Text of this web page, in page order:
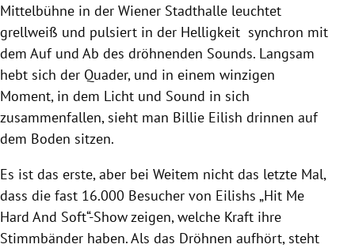
Untermenü
Mittelbühne in der Wiener Stadthalle leuchtet
grellweiß und pulsiert in der Helligkeit synchron mit
dem Auf und Ab des dröhnenden Sounds. Langsam
hebt sich der Quader, und in einem winzigen
Moment, in dem Licht und Sound in sich
zusammenfallen, sieht man Billie Eilish drinnen auf
dem Boden sitzen.
Es ist das erste, aber bei Weitem nicht das letzte Mal,
dass die fast 16.000 Besucher von Eilishs „Hit Me
Hard And Soft“-Show zeigen, welche Kraft ihre
Stimmbänder haben. Als das Dröhnen aufhört, steht